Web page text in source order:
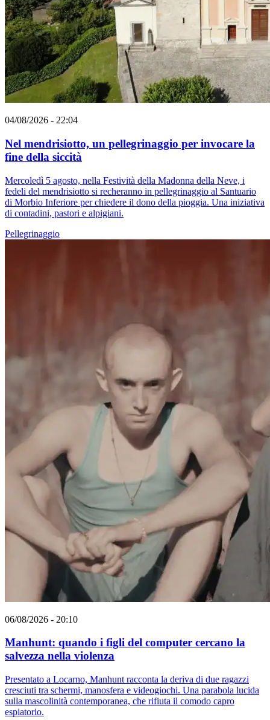
04/08/2026 - 22:04
Nel mendrisiotto, un pellegrinaggio per invocare la
fine della siccità
Mercoledì 5 agosto, nella Festività della Madonna della Neve, i
fedeli del mendrisiotto si recheranno in pellegrinaggio al Santuario
di Morbio Inferiore per chiedere il dono della pioggia. Una iniziativa
di contadini, pastori e alpigiani.
Pellegrinaggio
06/08/2026 - 20:10
Manhunt: quando i figli del computer cercano la
salvezza nella violenza
Presentato a Locarno, Manhunt racconta la deriva di due ragazzi
cresciuti tra schermi, manosfera e videogiochi. Una parabola lucida
sulla mascolinità contemporanea, che rifiuta il comodo capro
espiatorio.